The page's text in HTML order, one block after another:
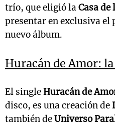
trío, que eligió laCasa
presentar en exclusiva el
nuevo álbum.
Huracán de Amor:
El singleHuracán de
disco, es una creación de
también deUniverso